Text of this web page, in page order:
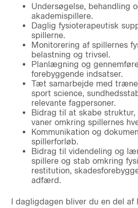
Undersøgelse, behandling
akademispillere.
Daglig fysioterapeutisk
spillerne.
Monitorering af spillernes
belastning og trivsel.
Planlægning og
forebyggende indsatser.
Tæt samarbejde med
sport science,
relevante fagpersoner.
Bidrag til at skabe
vaner omkring spillernes
Kommunikation og
spillerforløb.
Bidrag til videndeling og
spillere og stab omkring
restitution,
adfærd.
I dagligdagen bliver du en del af